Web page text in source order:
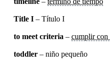
Title I – Título I
to meet criteria – cumplir con
toddler – niño pequeño